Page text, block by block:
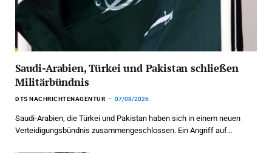
Saudi-Arabien, Türkei und Pakistan schließen
Militärbündnis
DTS NACHRICHTENAGENTUR 07/08/2026
Saudi-Arabien, die Türkei und Pakistan haben sich in einem neuen
Verteidigungsbündnis zusammengeschlossen. Ein Angriff auf…